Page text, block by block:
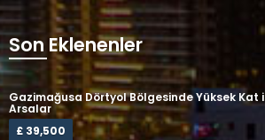
Son Eklenenler
Gazimağusa Dörtyol Bölgesinde Yüksek Kat
Arsalar
£ 39,500